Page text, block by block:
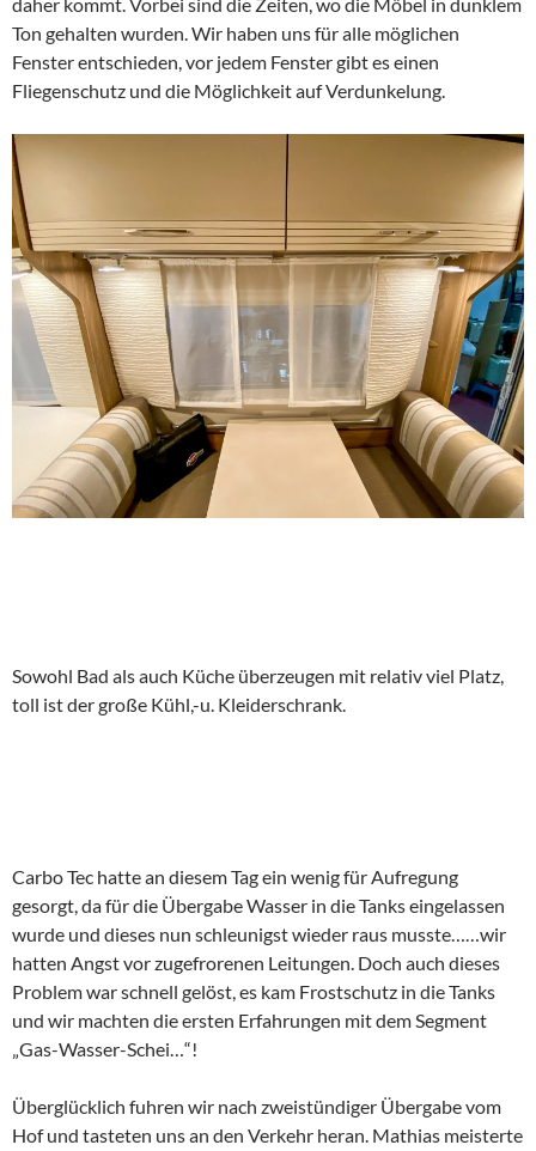
Ton gehalten wurden. Wir haben uns für alle möglichen
Fenster entschieden, vor jedem Fenster gibt es einen
Fliegenschutz und die Möglichkeit auf Verdunkelung.
Sowohl Bad als auch Küche überzeugen mit relativ viel Platz,
toll ist der große Kühl,-u. Kleiderschrank.
Carbo Tec hatte an diesem Tag ein wenig für Aufregung
gesorgt, da für die Übergabe Wasser in die Tanks eingelassen
wurde und dieses nun schleunigst wieder raus musste……wir
hatten Angst vor zugefrorenen Leitungen. Doch auch dieses
Problem war schnell gelöst, es kam Frostschutz in die Tanks
und wir machten die ersten Erfahrungen mit dem Segment
„Gas-Wasser-Schei…“!
Überglücklich fuhren wir nach zweistündiger Übergabe vom
Hof und tasteten uns an den Verkehr heran. Mathias meisterte